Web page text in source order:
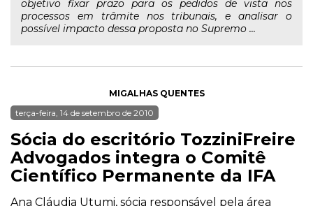
objetivo fixar prazo para os pedidos de vista nos
processos em trâmite nos tribunais, e analisar o
possível impacto dessa proposta no Supremo ...
MIGALHAS QUENTES
terça-feira, 14 de setembro de 2010
Sócia do escritório TozziniFreire
Advogados integra o Comitê
Científico Permanente da IFA
Ana Cláudia Utumi, sócia responsável pela área